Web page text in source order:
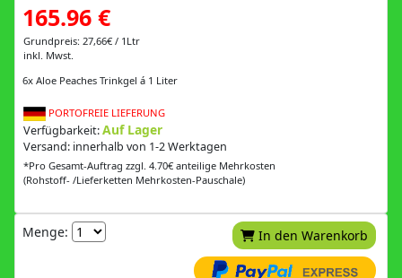
165.96 €
Grundpreis: 27,66€ / 1Ltr
inkl. Mwst.
6x Aloe Peaches Trinkgel á 1 Liter
PORTOFREIE LIEFERUNG
Verfügbarkeit:Auf Lager
Versand: innerhalb von 1-2 Werktagen
*Pro Gesamt-Auftrag zzgl. 4.70€ anteilige Mehrkosten
(Rohstoff- /Lieferketten Mehrkosten-Pauschale)
Menge: In den Warenkorb